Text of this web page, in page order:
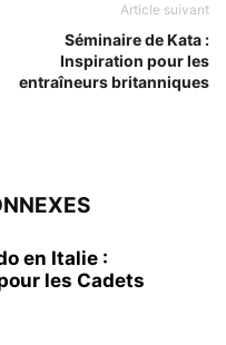
Article suivant
Séminaire de Kata :
Inspiration pour les
entraîneurs britanniques
en Italie :
les Cadets